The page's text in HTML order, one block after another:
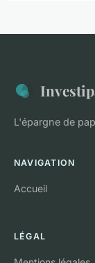
L'épargne de
NAVIGATION
Accueil
LÉGAL